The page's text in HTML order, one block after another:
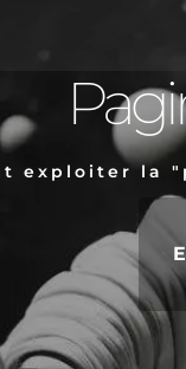
exploiter